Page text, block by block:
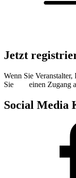
Jetzt
Wenn Sie
Sie
einen Zugang
Social Media